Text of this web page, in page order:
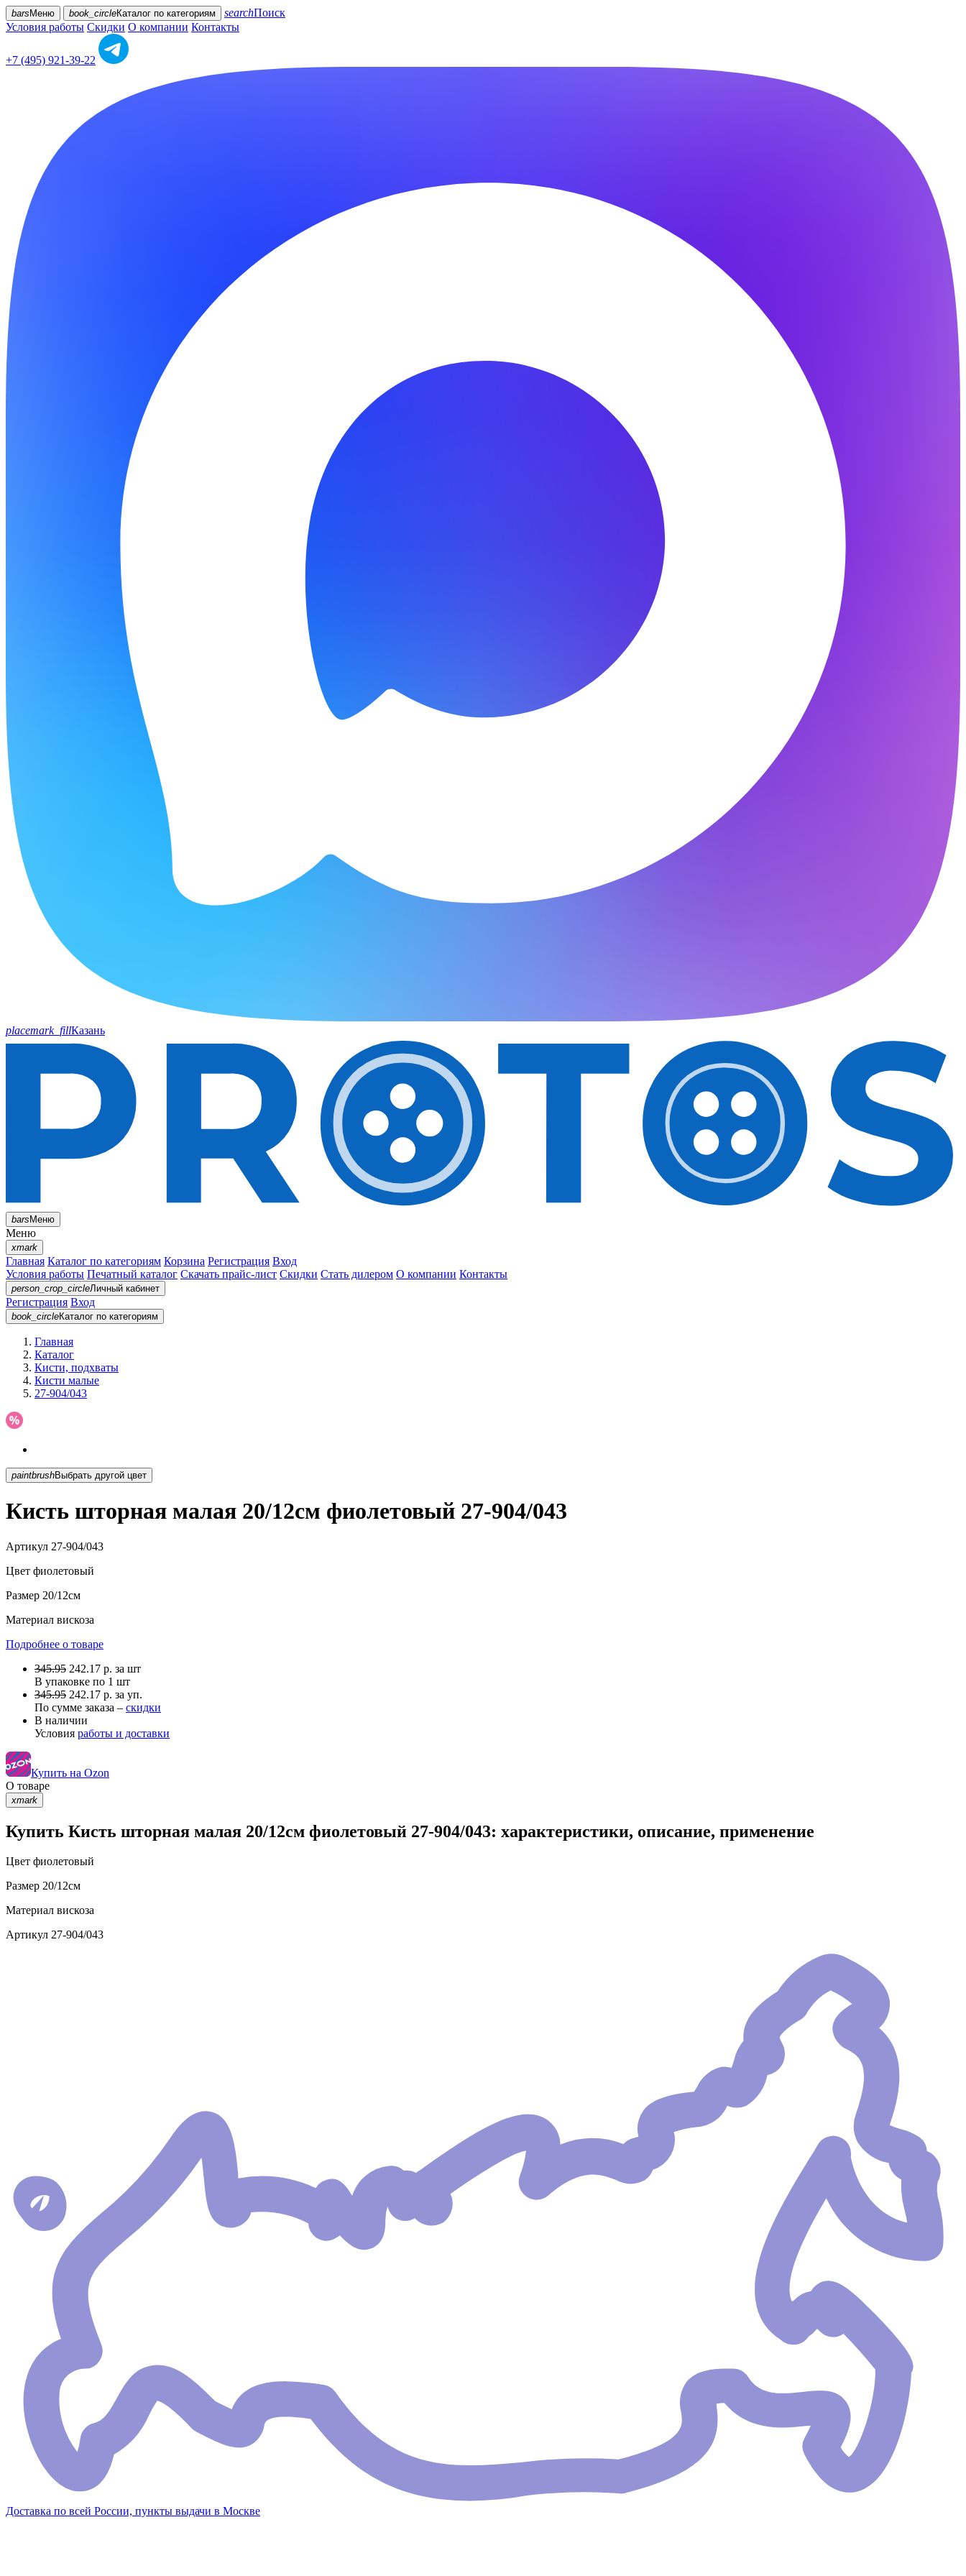
bars Меню book_circleКаталог по категориям searchПоиск
Условия работы Скидки О компании Контакты
+7 (495) 921-39-22
placemark_fillКазань
barsМеню
Меню
xmark
Главная Каталог по категориям Корзина Регистрация Вход
Условия работы Печатный каталог Скачать прайс-лист Скидки Стать дилером О компании Контакты
person_crop_circleЛичный кабинет
Регистрация Вход
book_circleКаталог по категориям
Главная
Каталог
Кисти, подхваты
Кисти малые
27-904/043
paintbrush Выбрать другой цвет
Кисть шторная малая 20/12см фиолетовый 27-904/043
Артикул 27-904/043
Цвет фиолетовый
Размер 20/12см
Материал вискоза
Подробнее о товаре
345.95 242.17 р. за шт
В упаковке по 1 шт
345.95 242.17 р. за уп.
По сумме заказа – скидки
В наличии
Условия работы и доставки
Купить на Ozon
О товаре
xmark
Купить Кисть шторная малая 20/12см фиолетовый 27-904/043: характеристики, описание, применение
Цвет фиолетовый
Размер 20/12см
Материал вискоза
Артикул 27-904/043
Доставка по всей России, пункты выдачи в Москве